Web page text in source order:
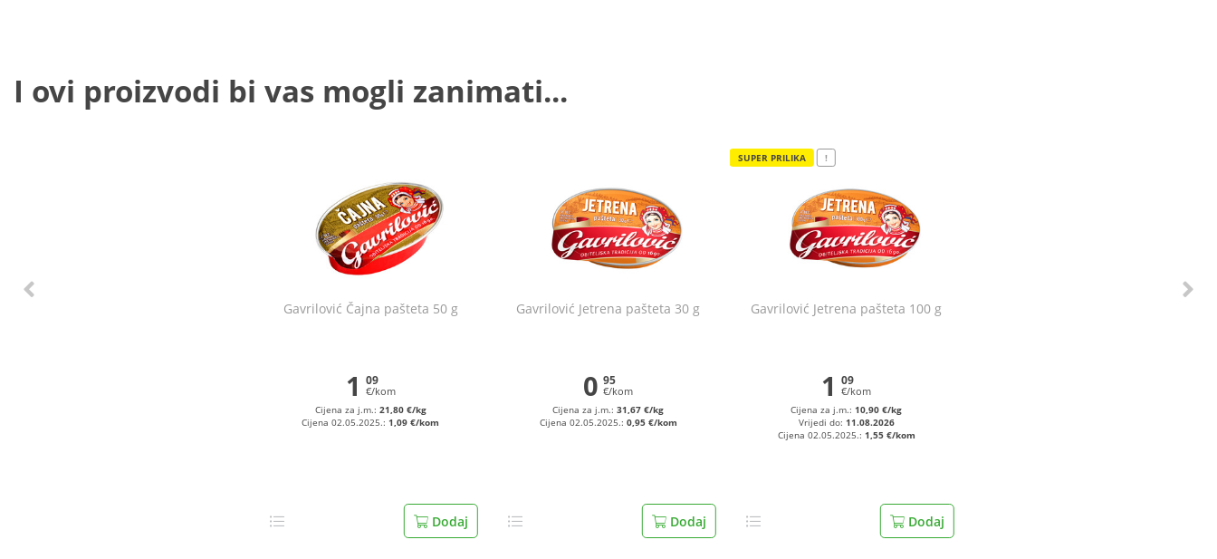
I ovi proizvodi bi vas mogli zanimati...
Gavrilović Čajna pašteta 50 g
1 09
€/kom
Cijena za j.m.: 21,80 €/kg
Cijena 02.05.2025.:1,09 €/kom
Dodaj
Gavrilović Jetrena pašteta 30 g
0 95
€/kom
Cijena za j.m.:31,67 €/kg
Cijena 02.05.2025.: 0,95 €/kom
Dodaj
SUPER PRILIKA !
Gavrilović Jetrena pašteta 100 g
1 09
€/kom
Cijena za j.m.:10,90 €/kg
Vrijedi do: 11.08.2026
Cijena 02.05.2025.: 1,55 €/kom
Dodaj